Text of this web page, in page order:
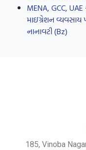
MENA, GCC,
માઇગ્રેશન
નાનાવટી (Bz)
185, Vinoba